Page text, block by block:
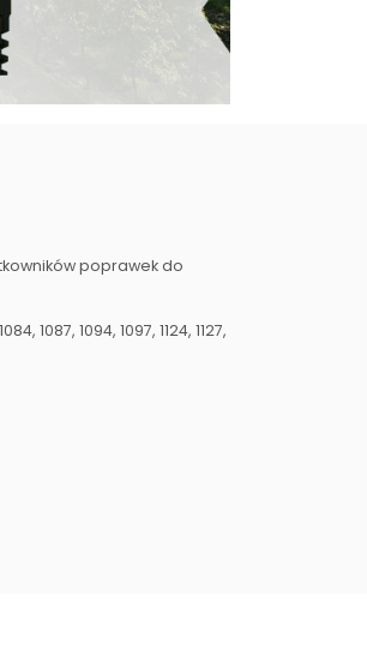
poprawek do
1087, 1094, 1097, 1124, 1127,